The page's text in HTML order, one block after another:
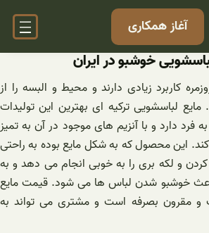
آغاز همکاری
خوشبو در ایران
کاربرد زیادی دارند و محیط و البسه را از
لباسشویی ترکیه ای بهترین این تولیدات
دارد و با آنزیم های موجود در آن به تمیز
این محصول که به شکل مایع بوده به راحتی
و لکه بری را به خوبی انجام می دهد و به
خوشبو شدن لباس ها می شود. قیمت مایع
و مقرون بصرفه است و مشتری می تواند به